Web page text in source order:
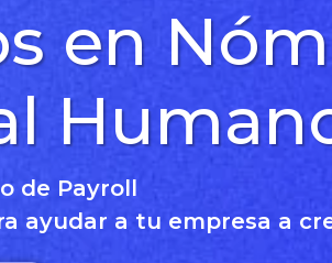
en
de Payroll
ayudar a tu empresa a